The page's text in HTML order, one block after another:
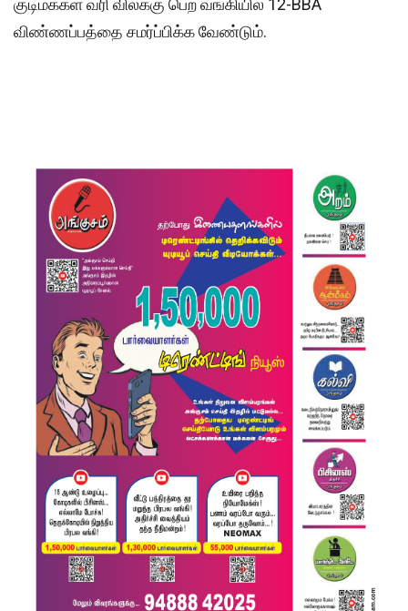
குடிமக்கள் வரி விலக்கு பெற வங்கியில் 12-BBA
விண்ணப்பத்தை சமர்ப்பிக்க வேண்டும்.